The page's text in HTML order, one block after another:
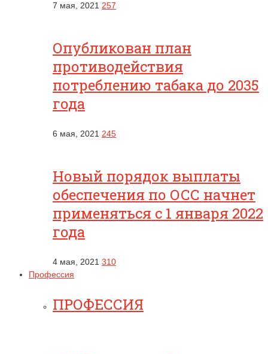
7 мая, 2021 257
Опубликован план
противодействия
потреблению табака до 2035
года
6 мая, 2021 245
Новый порядок выплаты
обеспечения по ОСС начнет
применяться с 1 января 2022
года
4 мая, 2021 310
Профессия
ПРОФЕССИЯ